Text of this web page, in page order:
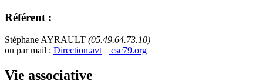
Référent :
Stéphane AYRAULT (05.49.64.73.10)
ou par mail : Direction.avt csc79.org
Vie associative